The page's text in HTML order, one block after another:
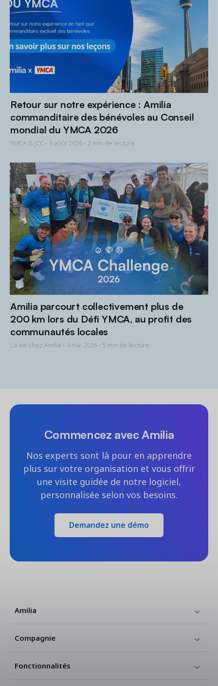
Retour sur notre expérience : Amilia
commanditaire des bénévoles au Conseil
mondial du YMCA 2026
YMCA & JCC • 3 août 2026 • 2 min de lecture
Amilia parcourt collectivement plus de
200 km lors du Défi YMCA, au profit des
communautés locales
La vie chez Amilia • 4 mai 2026 • 5 min de lecture
Commencez avec Amilia
Nos experts sont là pour en apprendre
plus sur votre organisation et vous offrir
une visite guidée de notre logiciel,
personnalisée selon vos besoins.
Demandez une démo
Amilia
Compagnie
Fonctionnalités